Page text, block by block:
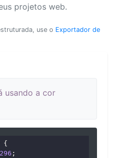
projetos web.
use o Exportador de
usando a cor
{
;